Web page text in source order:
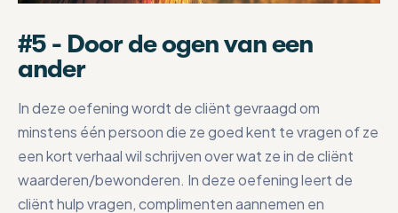
#5 - Door de ogen van een
ander
In deze oefening wordt de cliënt gevraagd om
minstens één persoon die ze goed kent te vragen of ze
een kort verhaal wil schrijven over wat ze in de cliënt
waarderen/bewonderen. In deze oefening leert de
cliënt hulp vragen, complimenten aannemen en